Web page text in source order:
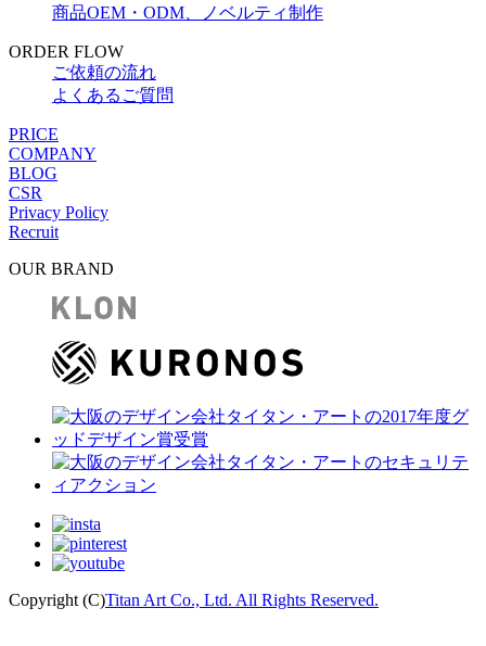
商品OEM・ODM、ノベルティ制作
ORDER FLOW
ご依頼の流れ
よくあるご質問
PRICE
COMPANY
BLOG
CSR
Privacy Policy
Recruit
OUR BRAND
Copyright (C)Titan Art Co., Ltd. All Rights Reserved.